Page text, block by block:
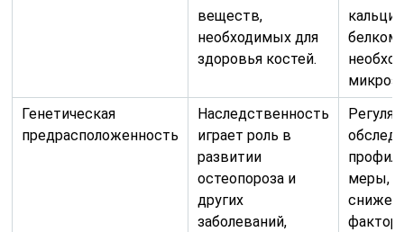
веществ,
необходимых для
здоровья костей.
белком
Генетическая
предрасположенность
Наследственность
играет роль в
развитии
остеопороза и
других
заболеваний,
меры,